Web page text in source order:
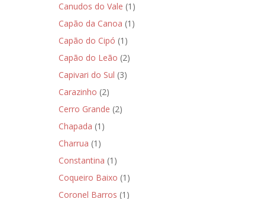
Canudos do Vale (1)
Capão da Canoa (1)
Capão do Cipó (1)
Capão do Leão (2)
Capivari do Sul (3)
Carazinho (2)
Cerro Grande (2)
Chapada (1)
Charrua (1)
Constantina (1)
Coqueiro Baixo (1)
Coronel Barros (1)